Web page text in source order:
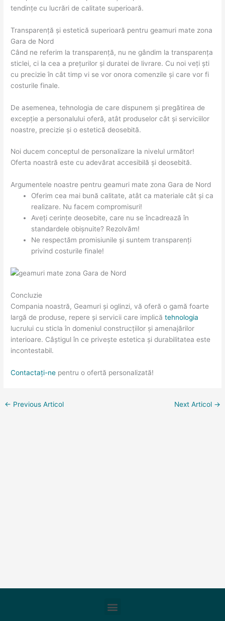
tendințe cu lucrări de calitate superioară.
Transparență și estetică superioară pentru geamuri mate zona
Gara de Nord
Când ne referim la transparență, nu ne gândim la transparența
sticlei, ci la cea a prețurilor și duratei de livrare. Cu noi veți ști
cu precizie în cât timp vi se vor onora comenzile și care vor fi
costurile finale.
De asemenea, tehnologia de care dispunem și pregătirea de
excepție a personalului oferă, atât produselor cât și serviciilor
noastre, precizie și o estetică deosebită.
Noi ducem conceptul de personalizare la nivelul următor!
Oferta noastră este cu adevărat accesibilă și deosebită.
Argumentele noastre pentru geamuri mate zona Gara de Nord
Oferim cea mai bună calitate, atât ca materiale cât și ca
realizare. Nu facem compromisuri!
Aveți cerințe deosebite, care nu se încadrează în
standardele obișnuite? Rezolvăm!
Ne respectăm promisiunile și suntem transparenți
privind costurile finale!
Concluzie
Compania noastră, Geamuri și oglinzi, vă oferă o gamă foarte
largă de produse, repere și servicii care implicătehnologia
lucrului cu sticla în domeniul construcțiilor și amenajărilor
interioare. Câștigul în ce privește estetica și durabilitatea este
incontestabil.
Contactați-ne pentru o ofertă personalizată!
← Previous Articol Next Articol →
Meniu